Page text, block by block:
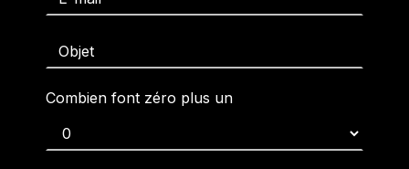
Combien font zéro plus un